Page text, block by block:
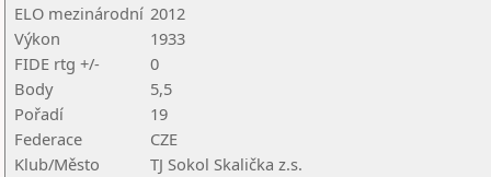
ELO mezinárodní 2012
Výkon
1933
FIDE rtg +/-
0
Body
5,5
Pořadí
19
Federace
CZE
Klub/Město
TJ Sokol Skalička z.s.